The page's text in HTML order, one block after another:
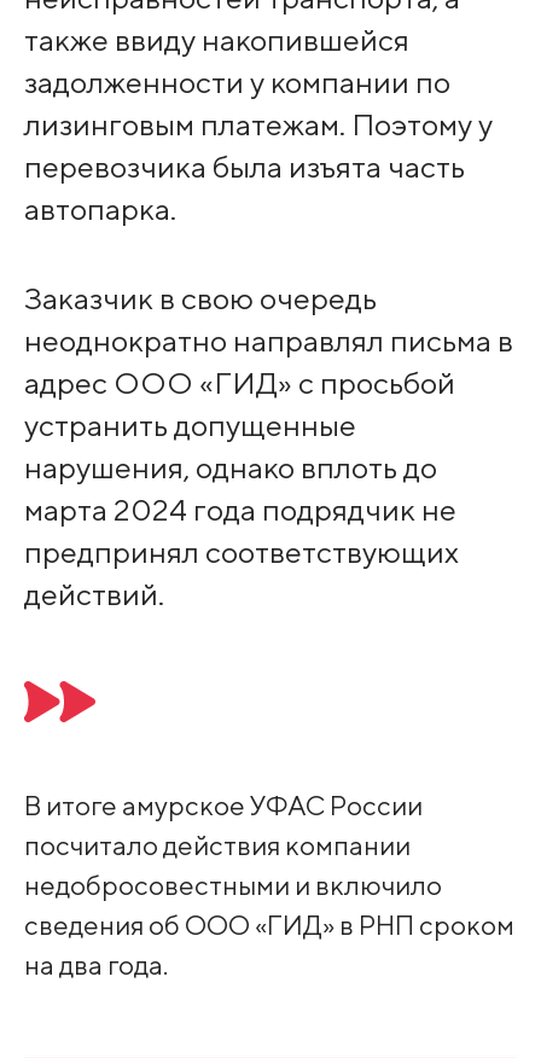
также ввиду накопившейся
задолженности у компании по
лизинговым платежам. Поэтому у
перевозчика была изъята часть
автопарка.
Заказчик в свою очередь
неоднократно направлял письма в
адрес ООО «ГИД» с просьбой
устранить допущенные
нарушения, однако вплоть до
марта 2024 года подрядчик не
предпринял соответствующих
действий.
В итоге амурское УФАС России
посчитало действия компании
недобросовестными и включило
сведения об ООО «ГИД» в РНП сроком
на два года.